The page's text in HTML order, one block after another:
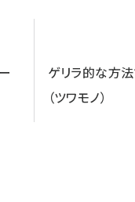
ゲリラ的な方
（ツワモノ）